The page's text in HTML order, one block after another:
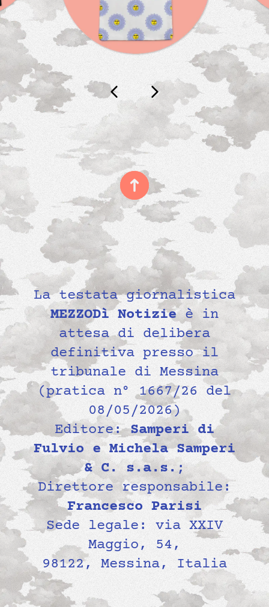
La testata giornalistica
MEZZODì Notizieè in
attesa di delibera
definitiva presso il
tribunale di Messina
(pratica n° 1667/26 del
08/05/2026)
Editore:Samperi di
Fulvio e Michela Samperi
& C. s.a.s.;
Direttore responsabile:
Francesco Parisi
Sede legale: via XXIV
Maggio, 54,
98122, Messina, Italia